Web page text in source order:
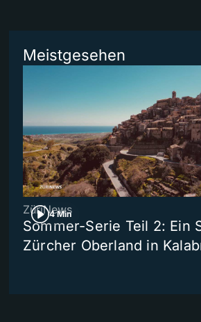
Meistgesehen
4 Min
ZüriNews
Sommer-Serie Teil 2: Ein
Zürcher Oberland in